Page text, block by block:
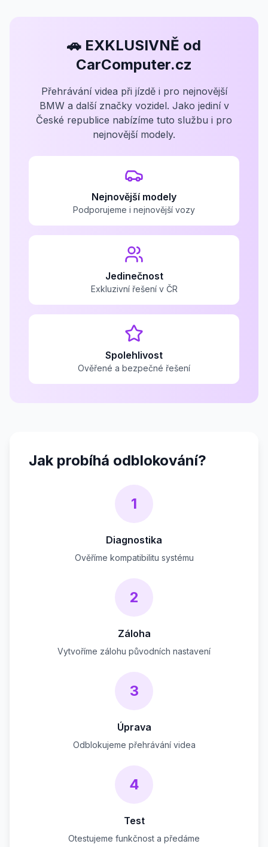
🚗 EXKLUSIVNĚ od
CarComputer.cz
Přehrávání videa při jízdě i pro nejnovější
BMW a další značky vozidel. Jako jediní v
České republice nabízíme tuto službu i pro
nejnovější modely.
Nejnovější modely
Podporujeme i nejnovější vozy
Jedinečnost
Exkluzivní řešení v ČR
Spolehlivost
Ověřené a bezpečné řešení
Jak probíhá odblokování?
1
Diagnostika
Ověříme kompatibilitu systému
2
Záloha
Vytvoříme zálohu původních nastavení
3
Úprava
Odblokujeme přehrávání videa
4
Test
Otestujeme funkčnost a předáme